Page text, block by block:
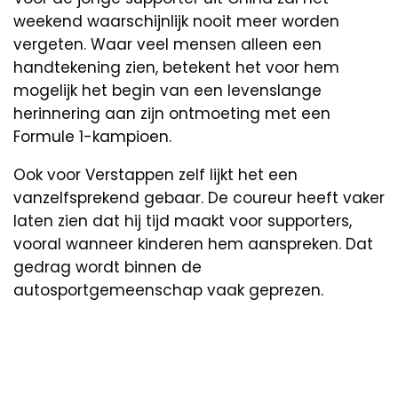
weekend waarschijnlijk nooit meer worden
vergeten. Waar veel mensen alleen een
handtekening zien, betekent het voor hem
mogelijk het begin van een levenslange
herinnering aan zijn ontmoeting met een
Formule 1-kampioen.
Ook voor Verstappen zelf lijkt het een
vanzelfsprekend gebaar. De coureur heeft vaker
laten zien dat hij tijd maakt voor supporters,
vooral wanneer kinderen hem aanspreken. Dat
gedrag wordt binnen de
autosportgemeenschap vaak geprezen.